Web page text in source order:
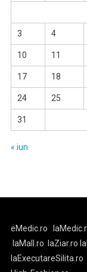
3 4
10 11
17 18
24 25
31
« iun.
eMedic.ro
laMall.ro
laZiar.ro
laExecutareSilita.ro